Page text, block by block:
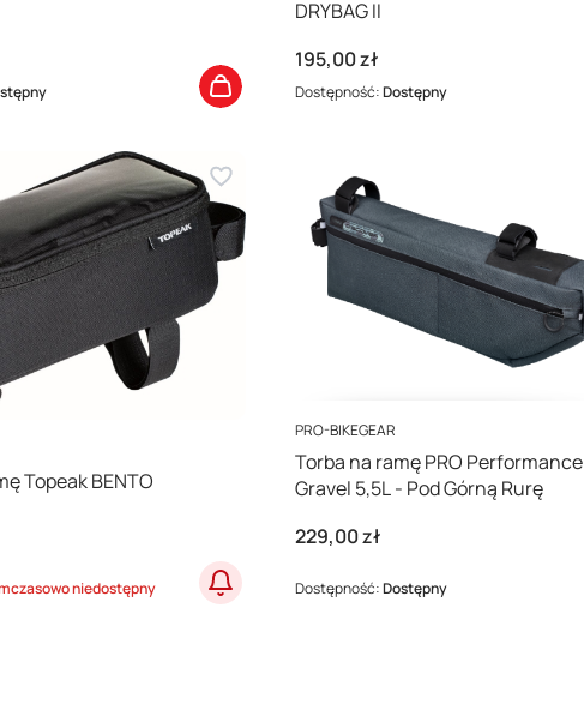
DRYBAG II
Cena
195,00 zł
Dostępność:Dostępny
Topeak BENTO
niedostępny
PRODUCENT
PRO-BIKEGEAR
Torba na ramę PRO Performance
Gravel 5,5L - Pod Górną Rurę
Cena
229,00 zł
Dostępność:Dostępny